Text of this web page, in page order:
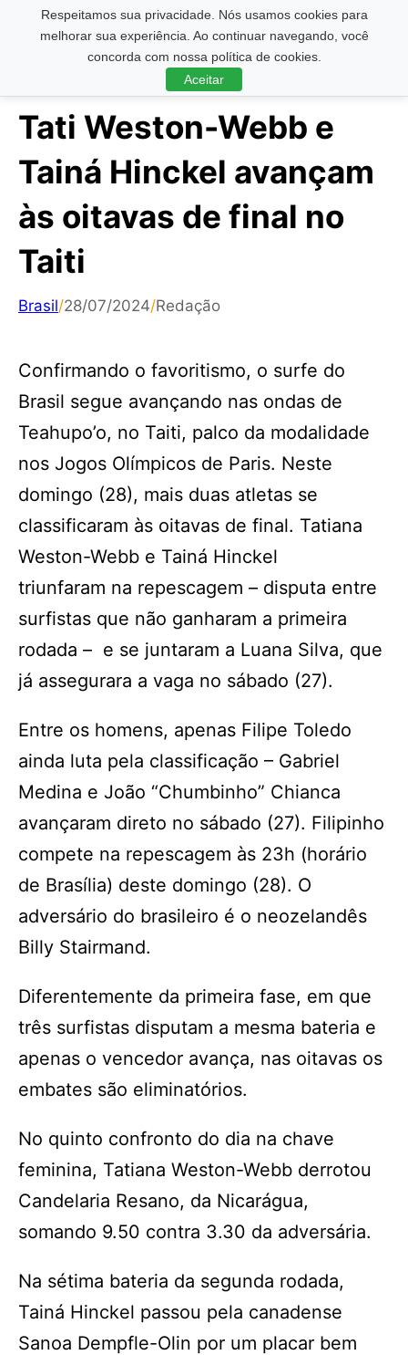
Respeitamos sua privacidade. Nós usamos cookies para
melhorar sua experiência. Ao continuar navegando, você
concorda com nossa política de cookies.
Aceitar
Pesquisar ...
Tati Weston-Webb e
Tainá Hinckel avançam
às oitavas de final no
Taiti
Brasil/28/07/2024/Redação
Confirmando o favoritismo, o surfe do
Brasil segue avançando nas ondas de
Teahupo’o, no Taiti, palco da modalidade
nos Jogos Olímpicos de Paris. Neste
domingo (28), mais duas atletas se
classificaram às oitavas de final. Tatiana
Weston-Webb e Tainá Hinckel
triunfaram na repescagem – disputa entre
surfistas que não ganharam a primeira
rodada – e se juntaram a Luana Silva, que
já assegurara a vaga no sábado (27).
Entre os homens, apenas Filipe Toledo
ainda luta pela classificação – Gabriel
Medina e João “Chumbinho” Chianca
avançaram direto no sábado (27). Filipinho
compete na repescagem às 23h (horário
de Brasília) deste domingo (28). O
adversário do brasileiro é o neozelandês
Billy Stairmand.
Diferentemente da primeira fase, em que
três surfistas disputam a mesma bateria e
apenas o vencedor avança, nas oitavas os
embates são eliminatórios.
No quinto confronto do dia na chave
feminina, Tatiana Weston-Webb derrotou
Candelaria Resano, da Nicarágua,
somando 9.50 contra 3.30 da adversária.
Na sétima bateria da segunda rodada,
Tainá Hinckel passou pela canadense
Sanoa Dempfle-Olin por um placar bem